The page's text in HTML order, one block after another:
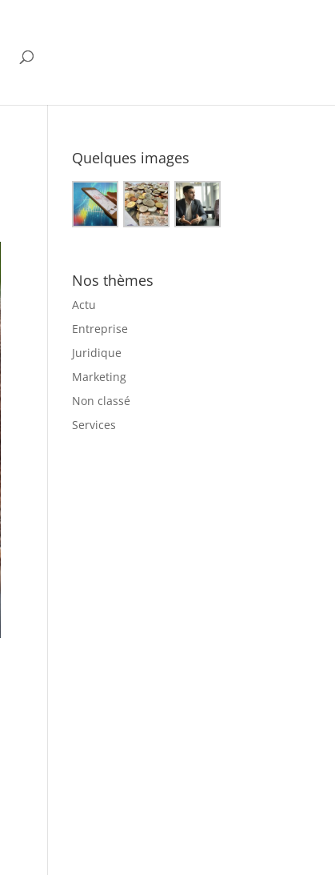
Quelques images
Nos thèmes
Actu
Entreprise
Juridique
Marketing
Non classé
Services